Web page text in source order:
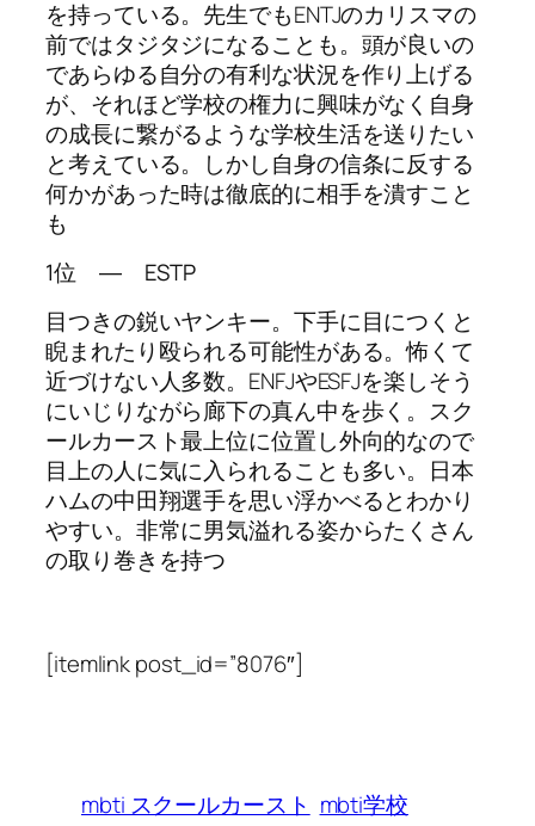
を持っている。先生でもENTJのカリスマの
前ではタジタジになることも。頭が良いの
であらゆる自分の有利な状況を作り上げる
が、それほど学校の権力に興味がなく自身
の成長に繋がるような学校生活を送りたい
と考えている。しかし自身の信条に反する
何かがあった時は徹底的に相手を潰すこと
も
1位 ― ESTP
目つきの鋭いヤンキー。下手に目につくと
睨まれたり殴られる可能性がある。怖くて
近づけない人多数。ENFJやESFJを楽しそう
にいじりながら廊下の真ん中を歩く。スク
ールカースト最上位に位置し外向的なので
目上の人に気に入られることも多い。日本
ハムの中田翔選手を思い浮かべるとわかり
やすい。非常に男気溢れる姿からたくさん
の取り巻きを持つ
[itemlink post_id=”8076″]
mbti スクールカースト mbti学校